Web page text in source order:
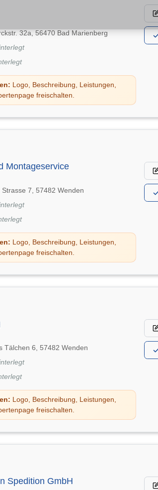
32a, 56470 Bad Marienberg
Logo, Beschreibung, Leistungen,
freischalten.
Montageservice
Strasse 7, 57482 Wenden
Logo, Beschreibung, Leistungen,
freischalten.
Tälchen 6, 57482 Wenden
Logo, Beschreibung, Leistungen,
freischalten.
Spedition GmbH